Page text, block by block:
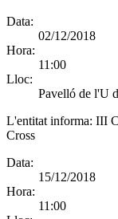
Data:
02/12/2018
Hora:
11:00
Lloc:
Pavelló de l'U
L'entitat informa: III
Cross
Data:
15/12/2018
Hora:
11:00